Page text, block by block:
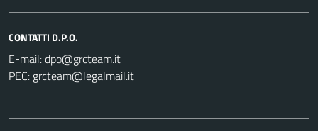
CONTATTI D.P.O.
E-mail:
PEC: